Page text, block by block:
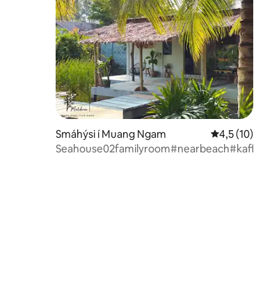
Smáhýsi í Muang Ngam 4,5 af 5 í
4,5 (10)